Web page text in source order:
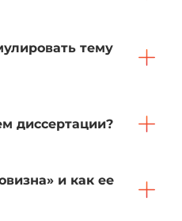
тему
диссертации?
и как ее